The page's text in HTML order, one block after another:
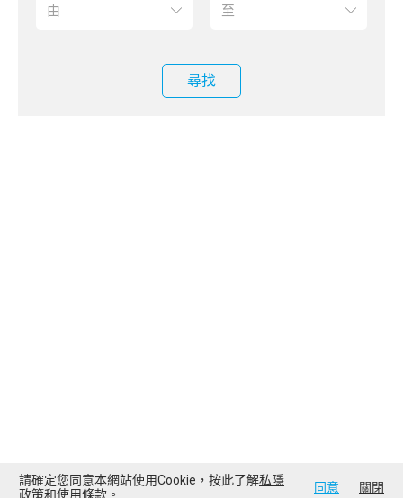
尋找
請確定您同意本網站使用Cookie，按此了解私隱
政策和使用條款 。 同意 關閉